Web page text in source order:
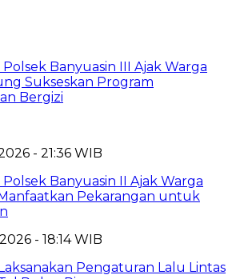
Banyuasin III Ajak Warga
Sukseskan Program
Bergizi
- 21:36 WIB
Banyuasin II Ajak Warga
Pekarangan untuk
- 18:14 WIB
Pengaturan Lalu Lintas